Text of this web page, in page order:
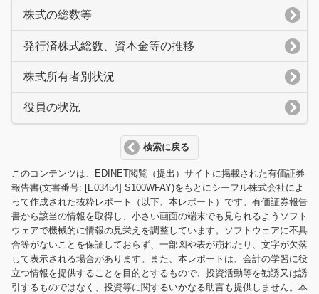
株式の総数等
発行済株式総数、資本金等の推移
株式所有者別状況
役員の状況
検索に戻る
このコンテンツは、EDINET閲覧（提出）サイトに掲載された有価証券
報告書(文書番号: [E03454] S100WFAY)をもとにシーフル株式会社によ
って作成された抜粋レポート（以下、本レポート）です。有価証券報告
書から該当の情報を取得し、小さい画面の端末でも見られるようソフト
ウェアで機械的に情報の見栄えを調整しています。ソフトウェアに不具
合等がないことを保証しておらず、一部図や表が崩れたり、文字が欠落
して表示される場合があります。また、本レポートは、会計の学習に役
立つ情報を提供することを目的とするもので、投資活動等を勧誘又は誘
引するものではなく、投資等に関するいかなる助言も提供しません。本